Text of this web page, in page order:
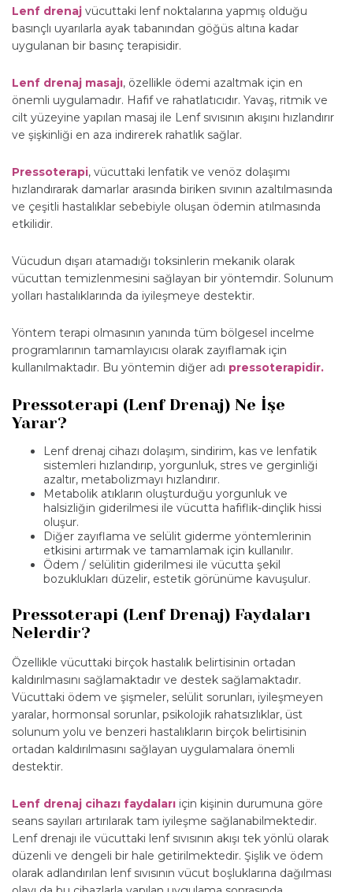
Lenf drenaj vücuttaki lenf noktalarına yapmış olduğu
basınçlı uyarılarla ayak tabanından göğüs altına kadar
uygulanan bir basınç terapisidir.
Lenf drenaj masajı, özellikle ödemi azaltmak için en
önemli uygulamadır. Hafif ve rahatlatıcıdır. Yavaş, ritmik ve
cilt yüzeyine yapılan masaj ile Lenf sıvısının akışını hızlandırır
ve şişkinliği en aza indirerek rahatlık sağlar.
Pressoterapi, vücuttaki lenfatik ve venöz dolaşımı
hızlandırarak damarlar arasında biriken sıvının azaltılmasında
ve çeşitli hastalıklar sebebiyle oluşan ödemin atılmasında
etkilidir.
Vücudun dışarı atamadığı toksinlerin mekanik olarak
vücuttan temizlenmesini sağlayan bir yöntemdir. Solunum
yolları hastalıklarında da iyileşmeye destektir.
Yöntem terapi olmasının yanında tüm bölgesel incelme
programlarının tamamlayıcısı olarak zayıflamak için
kullanılmaktadır. Bu yöntemin diğer adı pressoterapidir.
Pressoterapi (Lenf Drenaj) Ne İşe
Yarar?
Lenf drenaj cihazı dolaşım, sindirim, kas ve lenfatik
sistemleri hızlandırıp, yorgunluk, stres ve gerginliği
azaltır, metabolizmayı hızlandırır.
Metabolik atıkların oluşturduğu yorgunluk ve
halsizliğin giderilmesi ile vücutta hafiflik-dinçlik hissi
oluşur.
Diğer zayıflama ve selülit giderme yöntemlerinin
etkisini artırmak ve tamamlamak için kullanılır.
Ödem / selülitin giderilmesi ile vücutta şekil
bozuklukları düzelir, estetik görünüme kavuşulur.
Pressoterapi (Lenf Drenaj) Faydaları
Nelerdir?
Özellikle vücuttaki birçok hastalık belirtisinin ortadan
kaldırılmasını sağlamaktadır ve destek sağlamaktadır.
Vücuttaki ödem ve şişmeler, selülit sorunları, iyileşmeyen
yaralar, hormonsal sorunlar, psikolojik rahatsızlıklar, üst
solunum yolu ve benzeri hastalıkların birçok belirtisinin
ortadan kaldırılmasını sağlayan uygulamalara önemli
destektir.
Lenf drenaj cihazı faydaları için kişinin durumuna göre
seans sayıları artırılarak tam iyileşme sağlanabilmektedir.
Lenf drenajı ile vücuttaki lenf sıvısının akışı tek yönlü olarak
düzenli ve dengeli bir hale getirilmektedir. Şişlik ve ödem
olarak adlandırılan lenf sıvısının vücut boşluklarına dağılması